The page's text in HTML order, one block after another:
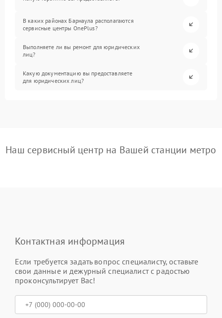
В каких районах Барнаула располагаются
сервисные центры OnePlus?
Выполняете ли вы ремонт для юридических
лиц?
Какую документацию вы предоставляете
для юридических лиц?
Наш сервисный центр на Вашей станции метро
Контактная информация
Если требуется задать вопрос специалисту, оставьте
свои данные и дежурный специалист с радостью
проконсультирует Вас!